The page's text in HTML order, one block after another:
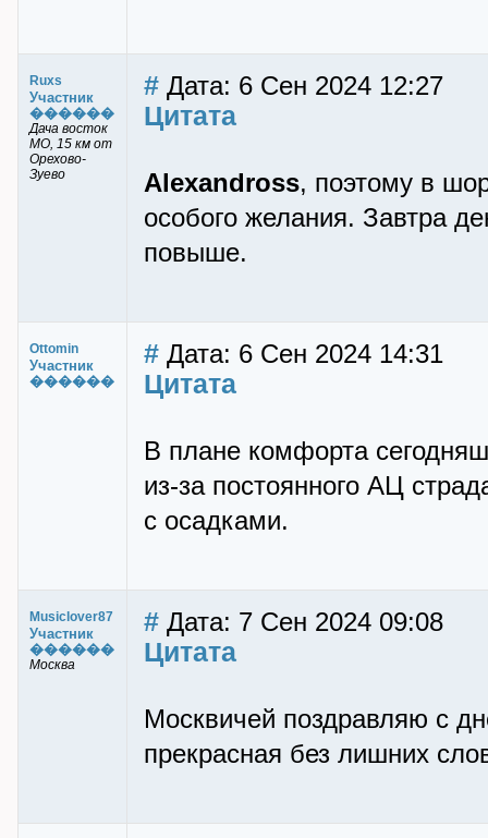
Ruxs
Участник
������
Дача восток
МО, 15 км от
Орехово-
Зуево
# Дата: 6 Сен 2024 12:27
Цитата
Alexandross, поэтому в
особого желания. Завтра
повыше.
Ottomin
Участник
������
# Дата: 6 Сен 2024 14:31
Цитата
В плане комфорта
из-за постоянного АЦ
с осадками.
Musiclover87
Участник
������
Москва
# Дата: 7 Сен 2024 09:08
Цитата
Москвичей поздравляю с
прекрасная без лишних